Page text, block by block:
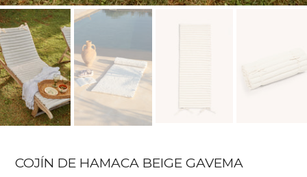
COJÍN DE HAMACA BEIGE GAVEMA